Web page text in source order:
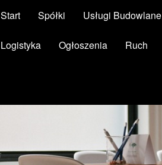
Start Spółki Usługi Budowlane
Logistyka Ogłoszenia Ruch